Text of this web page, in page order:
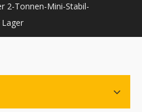
2-Tonnen-Mini-Stabil-